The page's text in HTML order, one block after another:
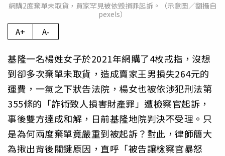
網購2度棄單未取貨，買家罕見被依毀損罪起訴。（示意圖／翻攝自
pexels）
A+ A-
基隆一名楊姓女子於2021年網購了4枚戒指，沒想
到卻多次棄單未取貨，造成賣家王男損失264元的
運費，一氣之下狀告法院，楊女也被依涉犯刑法第
355條的「詐術致人損害財產罪」遭檢察官起訴，
事後雙方達成和解，日前基隆地院判決不受理。只
是為何兩度棄單竟嚴重到被起訴？對此，律師簡大
為揪出背後關鍵原因，直呼「被告讓檢察官暴怒